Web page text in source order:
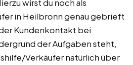
wirst du noch als
in Heilbronn genau gebrieft
Kundenkontakt bei
der Aufgaben steht,
Verkäufer natürlich über